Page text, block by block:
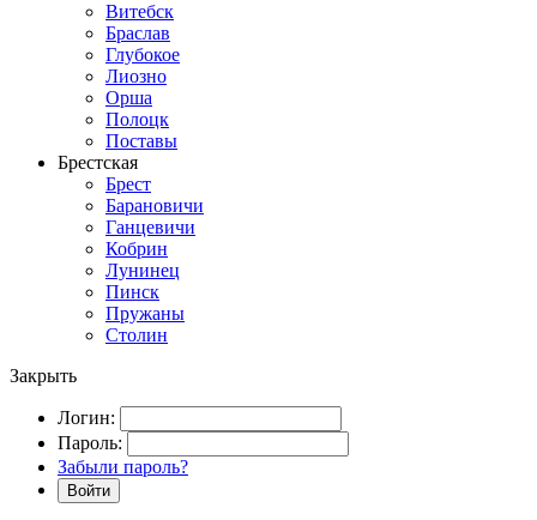
Витебск
Браслав
Глубокое
Лиозно
Орша
Полоцк
Поставы
Брестская
Брест
Барановичи
Ганцевичи
Кобрин
Лунинец
Пинск
Пружаны
Столин
Закрыть
Логин:
Пароль:
Забыли пароль?
Войти